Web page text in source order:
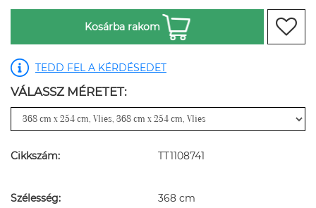
Kosárba rakom
TEDD FEL A KÉRDÉSEDET
VÁLASSZ MÉRETET:
Cikkszám: TT1108741
Szélesség:
368 cm